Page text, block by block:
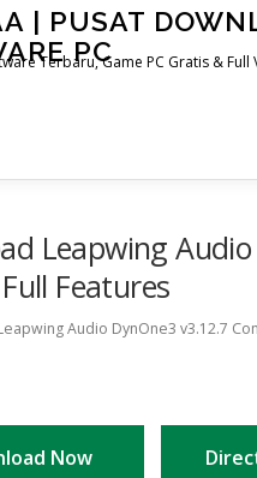
| PUSAT
PC
Terbaru, Game PC Gratis &
Leapwing
Features
Now